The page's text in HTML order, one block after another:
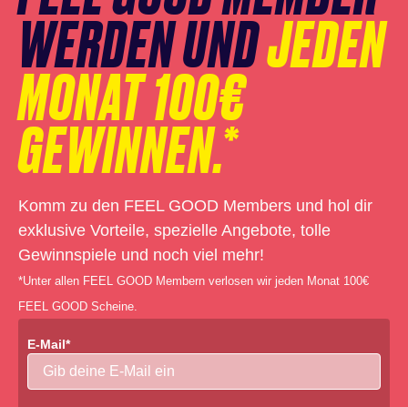
WERDEN UNDJEDEN
MONAT 100€
GEWINNEN.*
Komm zu den FEEL GOOD Members und hol dir
exklusive Vorteile, spezielle Angebote, tolle
Gewinnspiele und noch viel mehr!
*Unter allen FEEL GOOD Membern verlosen wir jeden Monat 100€
FEEL GOOD Scheine.
E-Mail*